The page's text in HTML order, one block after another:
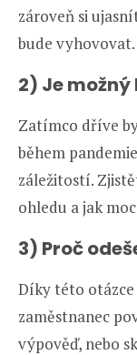
zároveň si
bude vyhovovat.
2) Je
Zatímco dříve
během
záležitostí.
ohledu a jak
3) Proč
Díky této
zaměstnanec
výpověď, nebo